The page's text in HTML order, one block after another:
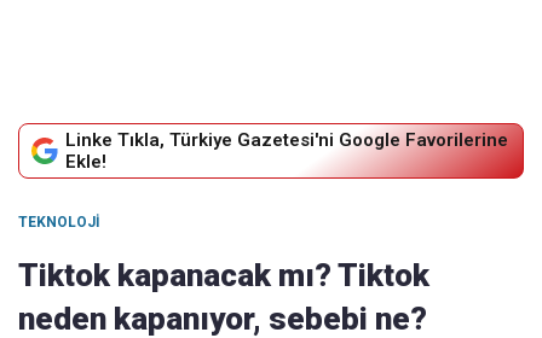
Linke Tıkla, Türkiye Gazetesi'ni Google Favorilerine
Ekle!
TEKNOLOJI
Tiktok kapanacak mı? Tiktok
neden kapanıyor, sebebi ne?